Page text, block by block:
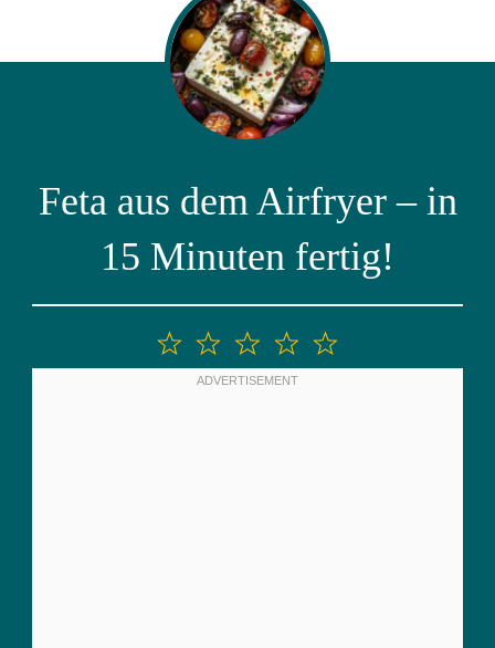
Feta aus dem Airfryer – in
15 Minuten fertig!
5
4
Sterne
3
Sterne
2
Sterne
1
Stern